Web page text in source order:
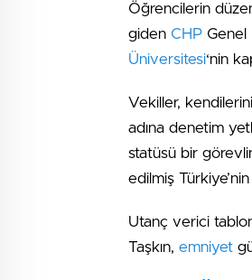
Öğrencilerin
giden CHP Genel
Üniversitesi‘nin
Vekiller,
adına denetim
statüsü bir
edilmiş
Utanç verici
Taşkın, emniyet